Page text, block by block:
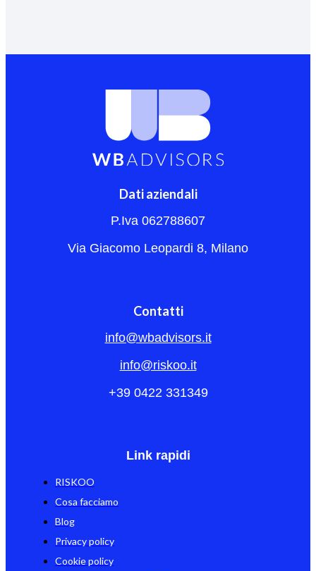
Dati aziendali
P.Iva 062788607
Via Giacomo Leopardi 8, Milano
Contatti
info@wbadvisors.it
info@riskoo.it
+39 0422 331349
Link rapidi
RISKOO
Cosa facciamo
Blog
Privacy policy
Cookie policy